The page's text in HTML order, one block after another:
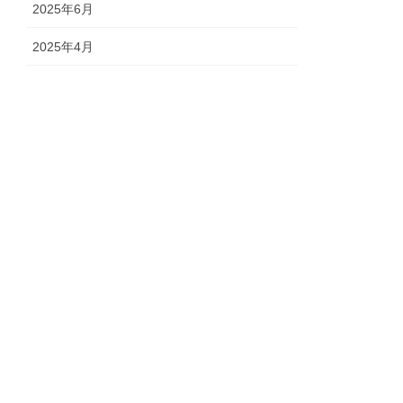
2025年6月
2025年4月